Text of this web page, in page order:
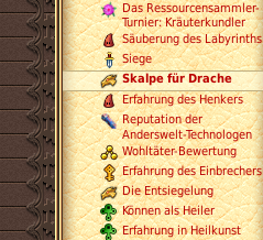
Das Ressourcensammler-
Turnier: Kräuterkundler
Säuberung des Labyrinths
Siege
Skalpe für Drache
Erfahrung des Henkers
Reputation der
Anderswelt-Technologen
Wohltäter-Bewertung
Erfahrung des Einbrechers
Die Entsiegelung
Können als Heiler
Erfahrung in Heilkunst